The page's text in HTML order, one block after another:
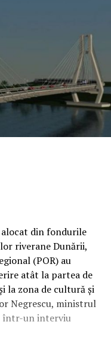
din fondurile
riverane Dunării,
(POR) au
atât la partea de
la zona de cultură şi
Negrescu, ministrul
într-un interviu